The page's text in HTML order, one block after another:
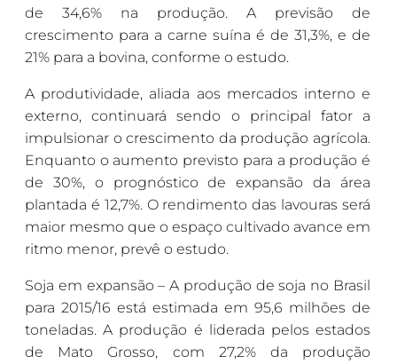
de 34,6% na produção. A previsão de
crescimento para a carne suína é de 31,3%, e de
21% para a bovina, conforme o estudo.
A produtividade, aliada aos mercados interno e
externo, continuará sendo o principal fator a
impulsionar o crescimento da produção agrícola.
Enquanto o aumento previsto para a produção é
de 30%, o prognóstico de expansão da área
plantada é 12,7%. O rendimento das lavouras será
maior mesmo que o espaço cultivado avance em
ritmo menor, prevê o estudo.
Soja em expansão – A produção de soja no Brasil
para 2015/16 está estimada em 95,6 milhões de
toneladas. A produção é liderada pelos estados
de Mato Grosso, com 27,2% da produção